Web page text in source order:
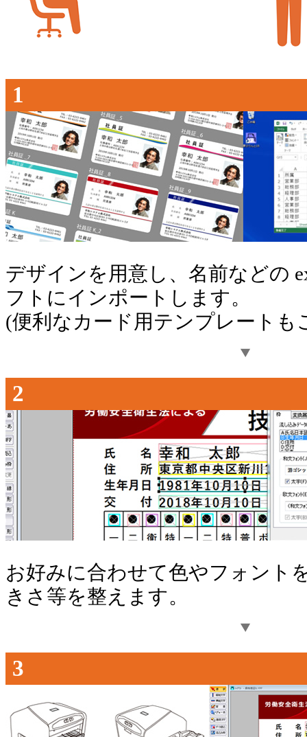
1
デザインを用意し、名前などの
フトにインポートします。
(便利なカード用テンプレートも
2
お好みに合わせて色やフォント
きさ等を整えます。
3